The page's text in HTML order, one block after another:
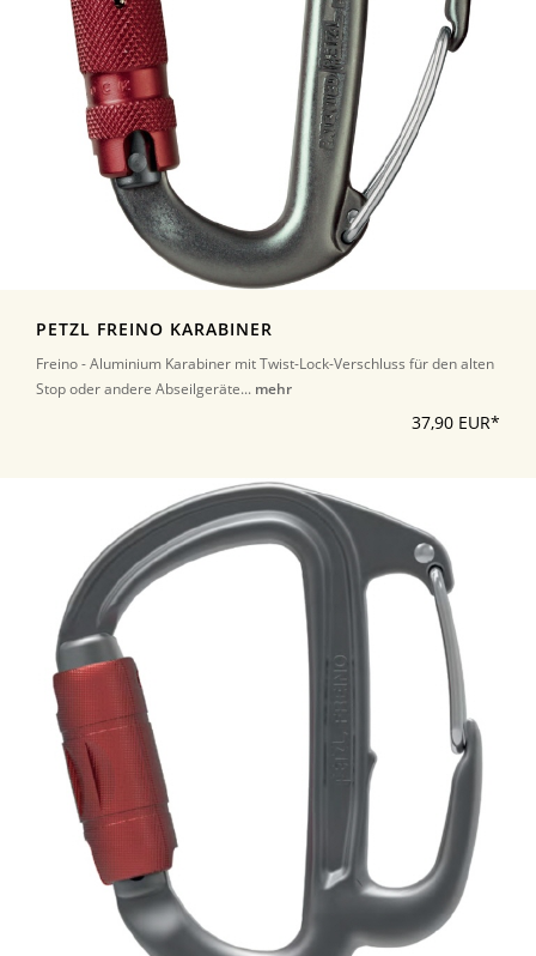
PETZL FREINO KARABINER
Freino - Aluminium Karabiner mit Twist-Lock-Verschluss für den alten
Stop oder andere Abseilgeräte... mehr
37,90 EUR*